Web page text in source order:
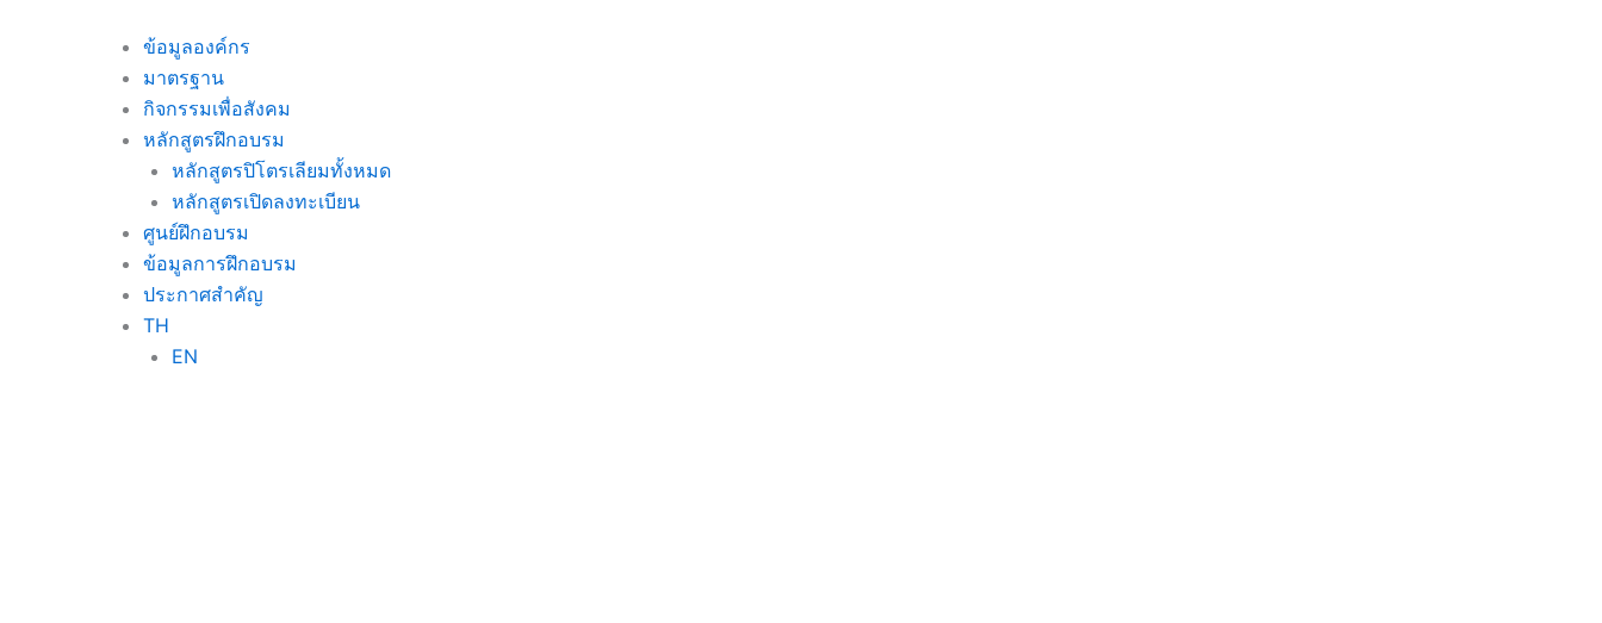
ข้อมูลองค์กร
มาตรฐาน
กิจกรรมเพื่อสังคม
หลักสูตรฝึกอบรม
หลักสูตรปิโตรเลียมทั้งหมด
หลักสูตรเปิดลงทะเบียน
ศูนย์ฝึกอบรม
ข้อมูลการฝึกอบรม
ประกาศสำคัญ
TH
EN